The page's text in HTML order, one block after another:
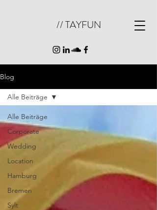
// TAYFUN
Blog
Alle Beiträge
Corporate
Wedding
Location
Hamburg
Bremen
Sylt
Alle Beiträge